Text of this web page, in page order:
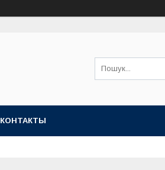
КОНТАКТЫ